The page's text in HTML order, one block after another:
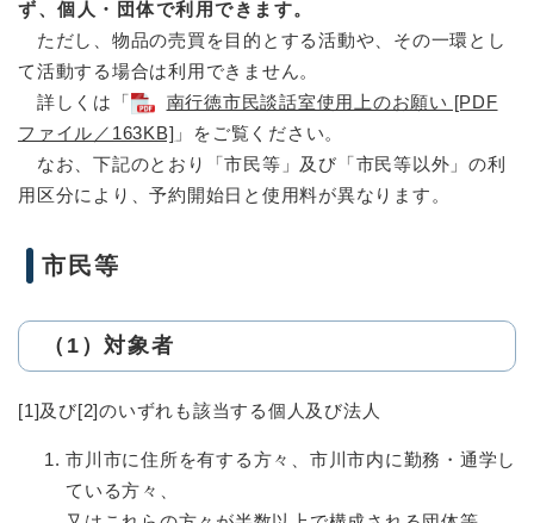
ず、個人・団体で利用できます。
ただし、物品の売買を目的とする活動や、その一環とし
て活動する場合は利用できません。
詳しくは「
南行徳市民談話室使用上のお願い [PDF
ファイル／163KB] 」をご覧ください。
なお、下記のとおり「市民等」及び「市民等以外」の利
用区分により、予約開始日と使用料が異なります。
市民等
（1）対象者
[1]及び[2]のいずれも該当する個人及び法人
市川市に住所を有する方々、市川市内に勤務・通学し
ている方々、